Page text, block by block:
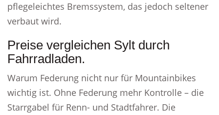
pflegeleichtes Bremssystem, das jedoch seltener
verbaut wird.
Preise vergleichen Sylt durch
Fahrradladen.
Warum Federung nicht nur für Mountainbikes
wichtig ist. Ohne Federung mehr Kontrolle – die
Starrgabel für Renn- und Stadtfahrer. Die